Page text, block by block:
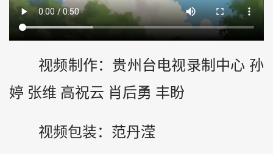
视频制作： 贵州 台电视录制中心 孙
婷 张维 高祝云 肖后勇 丰盼
视频包装：范丹滢